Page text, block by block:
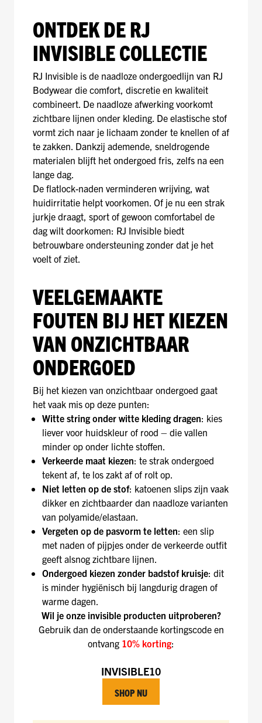
ONTDEK DE RJ
INVISIBLE COLLECTIE
RJ Invisible is de naadloze ondergoedlijn van RJ
Bodywear die comfort, discretie en kwaliteit
combineert. De naadloze afwerking voorkomt
zichtbare lijnen onder kleding. De elastische stof
vormt zich naar je lichaam zonder te knellen of af
te zakken. Dankzij ademende, sneldrogende
materialen blijft het ondergoed fris, zelfs na een
lange dag.
De flatlock-naden verminderen wrijving, wat
huidirritatie helpt voorkomen. Of je nu een strak
jurkje draagt, sport of gewoon comfortabel de
dag wilt doorkomen: RJ Invisible biedt
betrouwbare ondersteuning zonder dat je het
voelt of ziet.
VEELGEMAAKTE
FOUTEN BIJ HET KIEZEN
VAN ONZICHTBAAR
ONDERGOED
Bij het kiezen van onzichtbaar ondergoed gaat
het vaak mis op deze punten:
Witte string onder witte kleding dragen: kies
liever voor huidskleur of rood – die vallen
minder op onder lichte stoffen.
Verkeerde maat kiezen: te strak ondergoed
tekent af, te los zakt af of rolt op.
Niet letten op de stof: katoenen slips zijn vaak
dikker en zichtbaarder dan naadloze varianten
van polyamide/elastaan.
Vergeten op de pasvorm te letten: een slip
met naden of pijpjes onder de verkeerde outfit
geeft alsnog zichtbare lijnen.
Ondergoed kiezen zonder badstof kruisje: dit
is minder hygiënisch bij langdurig dragen of
warme dagen.
Wil je onze invisible producten uitproberen?
Gebruik dan de onderstaande kortingscode en
ontvang 10% korting:
INVISIBLE10
SHOP NU